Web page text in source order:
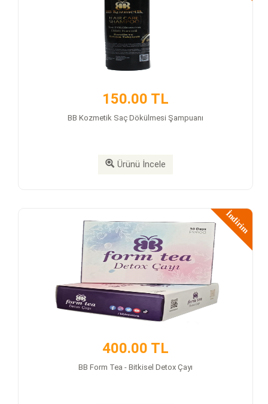
150.00 TL
BB Kozmetik Saç Dökülmesi Şampuanı
Ürünü İncele
İndirim
400.00 TL
BB Form Tea - Bitkisel Detox Çayı